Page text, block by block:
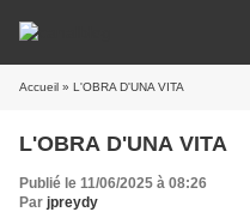
Accueil » L'OBRA D'UNA VITA
L'OBRA D'UNA VITA
Publié le 11/06/2025 à 08:26
Par jpreydy